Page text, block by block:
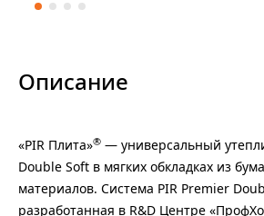
Описание
«PIR Плита»® — универсальный
Double Soft в мягких обкладках из
материалов. Система PIR Premier
разработанная в R&D Центре